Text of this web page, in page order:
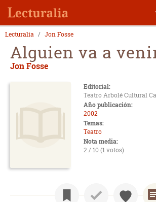
Lecturalia Jon Fosse
Alguien va a
Jon Fosse
Editorial:
Teatro Arbolé Cultural
Año publicación:
2002
Temas:
Teatro
Nota media:
2 / 10 (1 votos)